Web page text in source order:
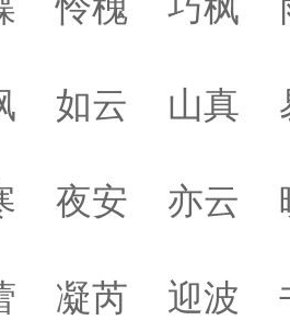
如云 山真
夜安 亦云
凝芮 迎波